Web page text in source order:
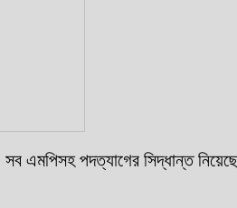
পদত্যাগের সিদ্ধান্ত